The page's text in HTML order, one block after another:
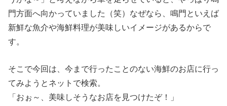
門方面へ向かっていました（笑）なぜなら、鳴門といえば
新鮮な魚介や海鮮料理が美味しいイメージがあるからで
す。
そこで今回は、今まで行ったことのない海鮮のお店に行っ
てみようとネットで検索。
「おぉ～、美味しそうなお店を見つけたぞ！」